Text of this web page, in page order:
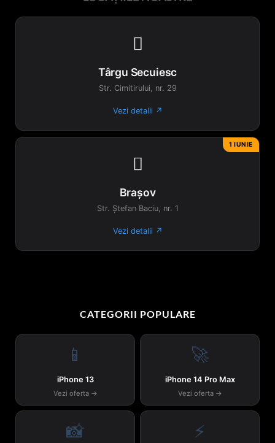

Târgu Secuiesc
Str. Cimitirului, nr. 29
Vezi detalii ↗
1 IUNIE

Brașov
Str. Ștefan Baciu, nr. 1
Vezi detalii ↗
CATEGORII POPULARE
📱
iPhone 13
Vezi oferta →
🚀
iPhone 14 Pro Max
Vezi oferta →
📸 ⚡